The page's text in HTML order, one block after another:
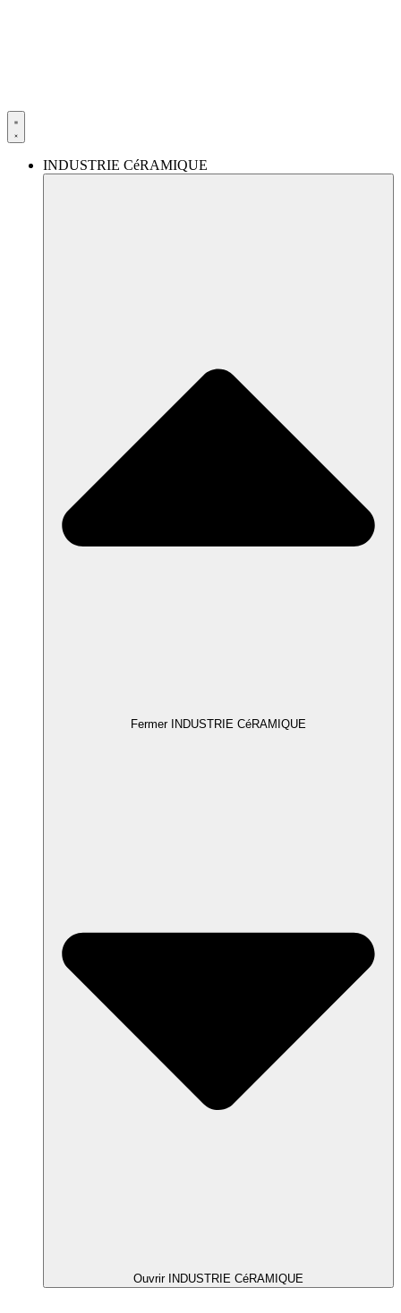
INDUSTRIE CéRAMIQUE
Fermer INDUSTRIE CéRAMIQUE
Ouvrir INDUSTRIE CéRAMIQUE